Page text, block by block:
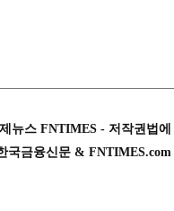
뉴스 FNTIMES - 저작권법
금융신문 & FNTIMES.com